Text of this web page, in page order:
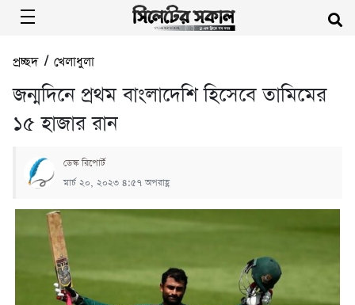
প্রচ্ছদ/ খেলাধুলা
জন্মদিনে প্রথম বাংলাদেশি হিসেবে তামিমের
১৫ হাজার রান
ডেস্ক রিপোর্ট
মার্চ ২০, ২০২৩ ৪:৫৭ অপরাহ্ণ